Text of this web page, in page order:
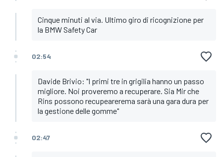
Cinque minuti al via. Ultimo giro di ricognizione per
la BMW Safety Car
02:54
Davide Brivio: "I primi tre in grigilia hanno un passo
migliore. Noi proveremo a recuperare. Sia Mir che
Rins possono recupearerema sarà una gara dura per
la gestione delle gomme"
02:47